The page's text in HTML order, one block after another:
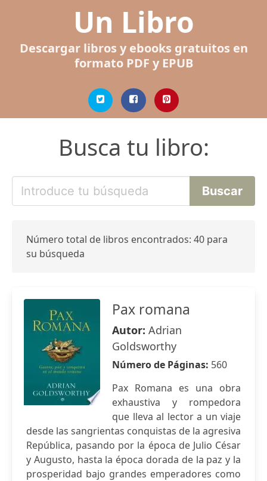
Un Libro
Descargar libros y ebooks gratuitos en
formato PDF y EPUB
Busca tu libro:
Número total de libros encontrados: 40 para
su búsqueda
Pax romana
Autor: Adrian
Goldsworthy
Número de Páginas: 560
Pax Romana es una obra
exhaustiva y rompedora
que lleva al lector a un viaje
desde las sangrientas conquistas de la agresiva
República, pasando por la época de Julio César
y Augusto, hasta la época dorada de la paz y la
prosperidad bajo grandes emperadores como